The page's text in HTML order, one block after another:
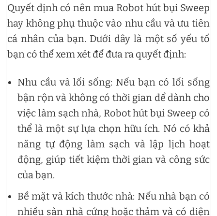
Quyết định có nên mua Robot hút bụi Sweep
hay không phụ thuộc vào nhu cầu và ưu tiên
cá nhân của bạn. Dưới đây là một số yếu tố
bạn có thể xem xét để đưa ra quyết định:
Nhu cầu và lối sống: Nếu bạn có lối sống
bận rộn và không có thời gian để dành cho
việc làm sạch nhà, Robot hút bụi Sweep có
thể là một sự lựa chọn hữu ích. Nó có khả
năng tự động làm sạch và lập lịch hoạt
động, giúp tiết kiệm thời gian và công sức
của bạn.
Bề mặt và kích thước nhà: Nếu nhà bạn có
nhiều sàn nhà cứng hoặc thảm và có diện